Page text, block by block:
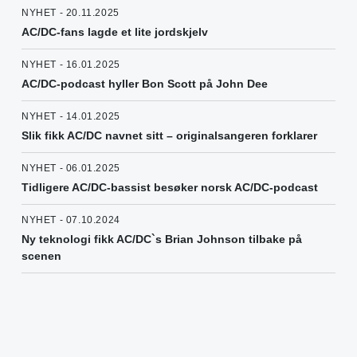
NYHET - 20.11.2025
AC/DC-fans lagde et lite jordskjelv
NYHET - 16.01.2025
AC/DC-podcast hyller Bon Scott på John Dee
NYHET - 14.01.2025
Slik fikk AC/DC navnet sitt – originalsangeren forklarer
NYHET - 06.01.2025
Tidligere AC/DC-bassist besøker norsk AC/DC-podcast
NYHET - 07.10.2024
Ny teknologi fikk AC/DC`s Brian Johnson tilbake på
scenen